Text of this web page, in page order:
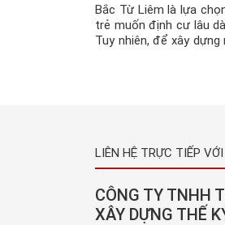
Bắc Từ Liêm là lựa
trẻ muốn định cư lâu
Tuy nhiên, để xây
LIÊN HỆ TRỰC TIẾP
CÔNG TY TNHH
XÂY DỰNG THẾ